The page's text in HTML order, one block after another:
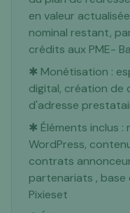
en valeur
nominal restant,
crédits aux PME-
✱ Monétisation :
digital, création de
d'adresse
✱ Éléments inclus :
WordPress,
contrats
partenariats , base
Pixieset